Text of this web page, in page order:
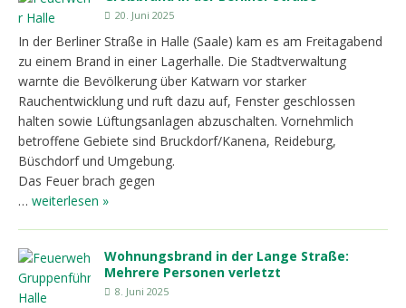
20. Juni 2025
In der Berliner Straße in Halle (Saale) kam es am Freitagabend
zu einem Brand in einer Lagerhalle. Die Stadtverwaltung
warnte die Bevölkerung über Katwarn vor starker
Rauchentwicklung und ruft dazu auf, Fenster geschlossen
halten sowie Lüftungsanlagen abzuschalten. Vornehmlich
betroffene Gebiete sind Bruckdorf/Kanena, Reideburg,
Büschdorf und Umgebung.
Das Feuer brach gegen
… weiterlesen »
Wohnungsbrand in der Lange Straße:
Mehrere Personen verletzt
8. Juni 2025